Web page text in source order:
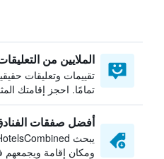
الملايين من
تقييمات وتعليقات
تمامًا. احجز إقامتك
أفضل صفقات
ومكان إقامة